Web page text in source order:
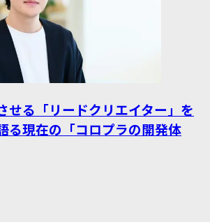
せる「リードクリエイター」を
る現在の「コロプラの開発体